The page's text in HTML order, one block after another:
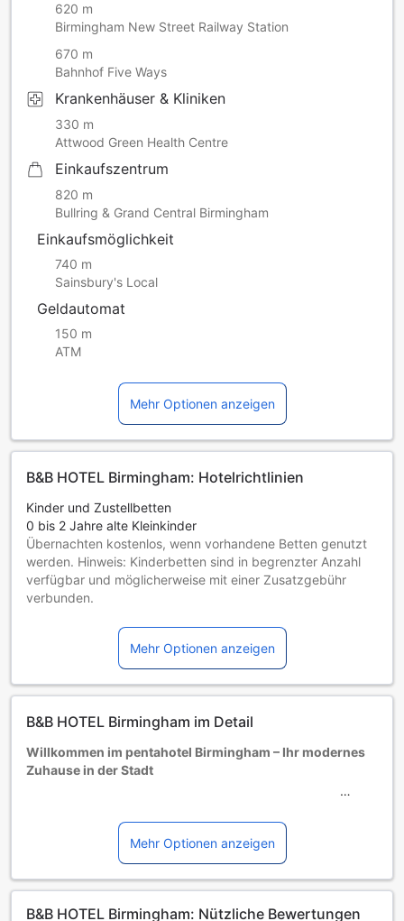
620 m
Birmingham New Street Railway Station
670 m
Bahnhof Five Ways
Krankenhäuser & Kliniken
330 m
Attwood Green Health Centre
Einkaufszentrum
820 m
Bullring & Grand Central Birmingham
Einkaufsmöglichkeit
740 m
Sainsbury's Local
Geldautomat
150 m
ATM
Mehr Optionen anzeigen
B&B HOTEL Birmingham: Hotelrichtlinien
Kinder und Zustellbetten
0 bis 2 Jahre alte Kleinkinder
Übernachten kostenlos, wenn vorhandene Betten genutzt
werden. Hinweis: Kinderbetten sind in begrenzter Anzahl
verfügbar und möglicherweise mit einer Zusatzgebühr
verbunden.
Übernachtung gratis, wenn das Kind ein vorhandenes Bett
Gäste ab 13 Jahren gelten als Erwachsene
Die Verfügbarkeit von Zustellbetten hängt von der
bitte der jeweiligen Zimmerbelegung.
Buchungsbestimmungen gelten und zusätzliche Gebühren
anfallen.
Mehr Optionen anzeigen
B&B HOTEL Birmingham im Detail
Willkommen im pentahotel Birmingham – Ihr modernes
Zuhause in der Stadt
wurde im Jahr 2009 eröffnet und bietet seinen Gästen eine
perfekte Mischung aus modernem Komfort und urbanem
Flair. Nach einer umfassenden Renovierung im Jahr 2014
erstrahlt das Hotel in neuem Glanz und lädt Reisende ein,
die pulsierende Stadt Birmingham zu erkunden. Mit einer
idealen Lage nur 1,1 km vom Stadtzentrum entfernt, ist das
Mehr Optionen anzeigen
B&B HOTEL Birmingham: Nützliche Bewertungen